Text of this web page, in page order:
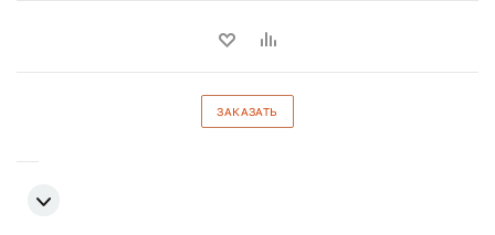
ЗАКАЗАТЬ